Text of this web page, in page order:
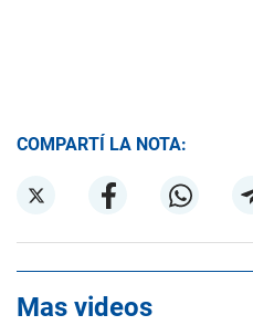
COMPARTÍ LA NOTA:
Mas videos